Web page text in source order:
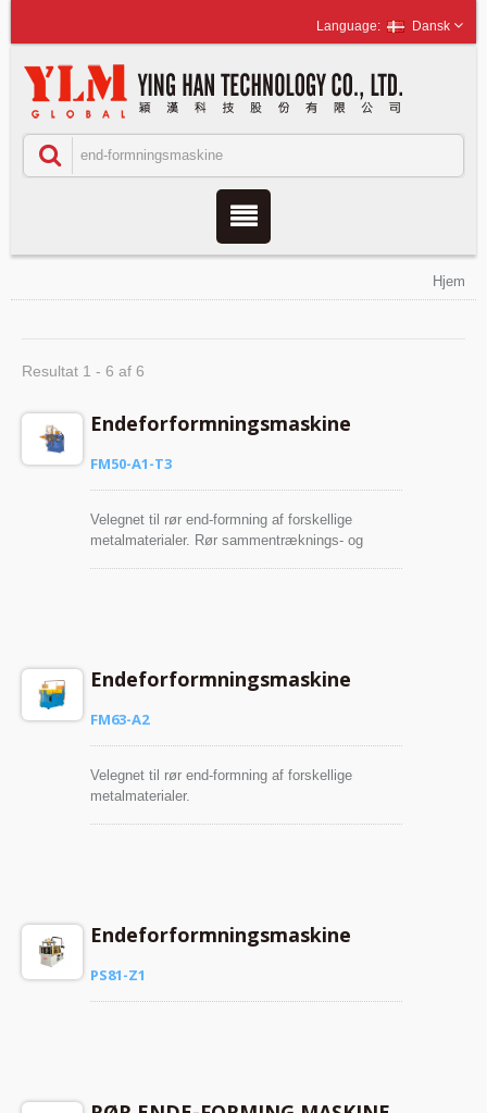
Dansk
Hjem
Resultat 1 - 6 af 6
Endeforformningsmaskine
FM50-A1-T3
Velegnet til rør end-formning af forskellige
metalmaterialer. Rør sammentræknings- og
Endeforformningsmaskine
FM63-A2
Velegnet til rør end-formning af forskellige
metalmaterialer.
Endeforformningsmaskine
PS81-Z1